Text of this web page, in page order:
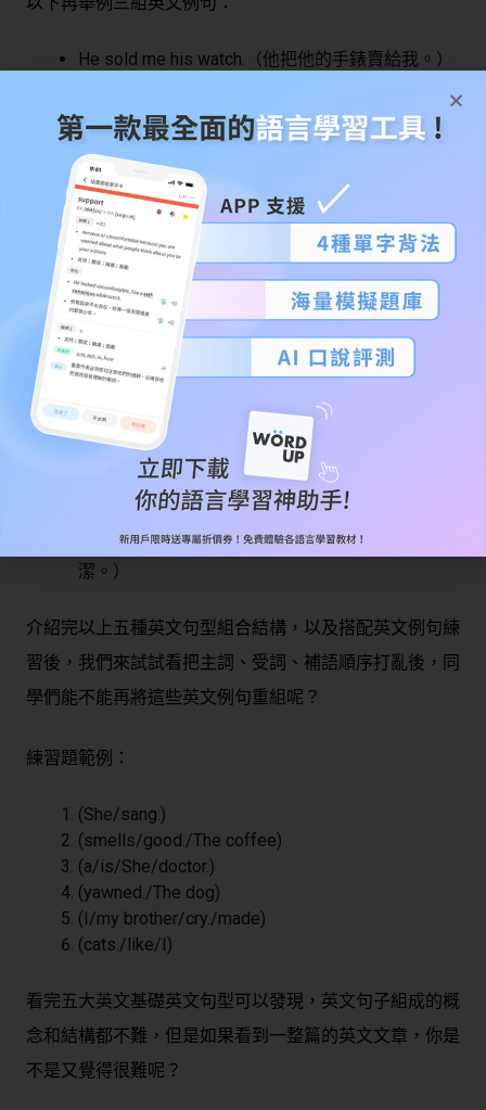
He sold me his watch.（他把他的手錶賣給我。）
Pete bought his wife a necklace.（Pete 買了一條
項鍊給太太。）
基礎英文句型五： S+V+O+C（主詞
＋動詞＋受詞＋補語）
最後一種句型，則是將剛剛第四種句型最後的受詞替換為
補語，和第三種句型非常類似，同樣也是透過補語來說明
前面的受詞狀態。
以下舉例三組英文例句：
I made my brother cry.（我把弟弟弄哭了。）
He keeps his room clean.（他維持他的房間整
潔。）
介紹完以上五種英文句型組合結構，以及搭配英文例句練
習後，我們來試試看把主詞、受詞、補語順序打亂後，同
學們能不能再將這些英文例句重組呢？
練習題範例：
(She/sang.)
(smells/good./The coffee)
(a/is/She/doctor.)
(yawned./The dog)
(I/my brother/cry./made)
(cats./like/I)
看完五大英文基礎英文句型可以發現，英文句子組成的概
念和結構都不難，但是如果看到一整篇的英文文章，你是
不是又覺得很難呢？